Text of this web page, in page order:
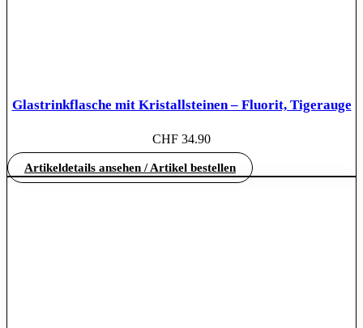
Glastrinkflasche mit Kristallsteinen – Fluorit, Tigerauge
CHF 34.90
Artikeldetails ansehen / Artikel bestellen